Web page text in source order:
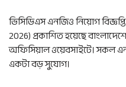
ভিসিডিএস এনজিও নিয়োগ
2026) প্রকাশিত হয়েছে
অফিসিয়াল ওয়েবসাইটে। সকল
একটা বড় সুযোগ।